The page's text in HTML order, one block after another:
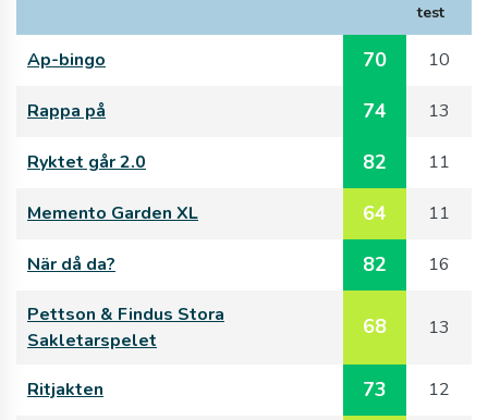
test
Ap-bingo 70 10
Rappa på 74 13
Ryktet går 2.0 82 11
Memento Garden XL 64 11
När då da? 82 16
Pettson & Findus Stora
Sakletarspelet
68 13
Ritjakten 73 12